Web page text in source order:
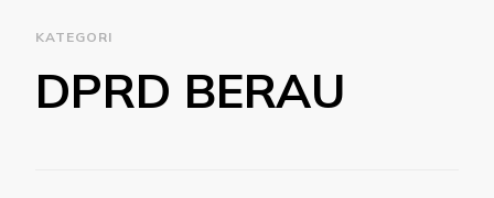
KATEGORI
DPRD BERAU